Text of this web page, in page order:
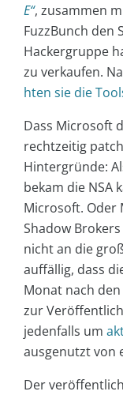
E“, zusammen
FuzzBunch den
Hackergruppe
zu verkaufen.
hten sie die
Dass Microsoft
rechtzeitig
Hintergründe:
bekam die NSA
Microsoft. Oder
Shadow
nicht an die
auffällig, dass
Monat nach
zur
jedenfalls um
ausgenutzt von
Der